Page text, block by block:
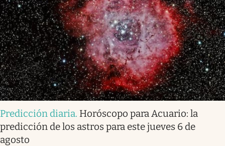
Predicción diaria. Horóscopo para Acuario: la
predicción de los astros para este jueves 6 de
agosto